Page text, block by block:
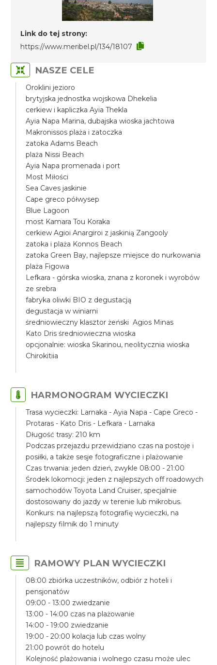
Link do tej strony:
https://www.meribel.pl/134/18107
NASZE CELE
Oroklini jezioro
brytyjska jednostka wojskowa Dhekelia
cerkiew i kapliczka Ayia Thekla
Ayia Napa Marina, dubajska wioska jachtowa
Makronissos plaża i zatoczka
zatoka Adams Beach
plaża Nissi Beach
Ayia Napa promenada i port
Most Miłości
Sea Caves jaskinie
Cape greco półwysep
Blue Lagoon
most Kamara Tou Koraka
cerkiew Agioi Anargiroi z jaskinią Zangooly
zatoka i plaża Konnos Beach
zatoka Green Bay, najlepsze miejsce do nurkowania
plaża Figowa
Lefkara - górska wioska, znana z koronek i wyrobów
ze srebra
fabryka oliwki BIO z degustacją
degustacja w winiarni
średniowieczny klasztor żeński Agios Minas
Kato Dris średniowieczna wioska
opcjonalnie: wioska Skarinou, neolitycznia wioska
Chirokitiia
HARMONOGRAM WYCIECZKI
Trasa wycieczki: Larnaka - Ayia Napa - Cape Greco -
Protaras - Kato Dris - Lefkara - Larnaka
Długość trasy: 210 km
Podczas przejazdu przewidziano czas na postoje i
posiłki, a także sesje fotograficzne i plażowanie
Czas trwania: jeden dzień, zwykle 08:00 - 21:00
Środek lokomocji: jeden z najlepszych off roadowych
samochodów Toyota Land Cruiser, specjalnie
dostosowany do jazdy w terenie lub mikrobus.
Konkurs: na najlepszą fotografię wycieczki, na
najlepszy filmik do 1 minuty
RAMOWY PLAN WYCIECZKI
08:00 zbiórka uczestników, odbiór z hoteli i
pensjonatów
09:00 - 13:00 zwiedzanie
13:00 - 14:00 czas na plażowanie
14:00 - 19:00 zwiedzanie
19:00 - 20:00 kolacja lub czas wolny
21:00 powrót do hotelu
Kolejność plażowania i wolnego czasu może ulec